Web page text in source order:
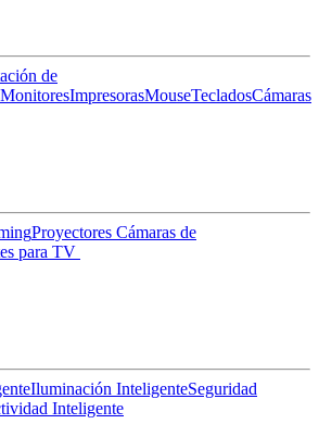
de
MonitoresImpresorasMouseTecladosCámaras
Proyectores Cámaras de
para TV
Iluminación InteligenteSeguridad
Inteligente